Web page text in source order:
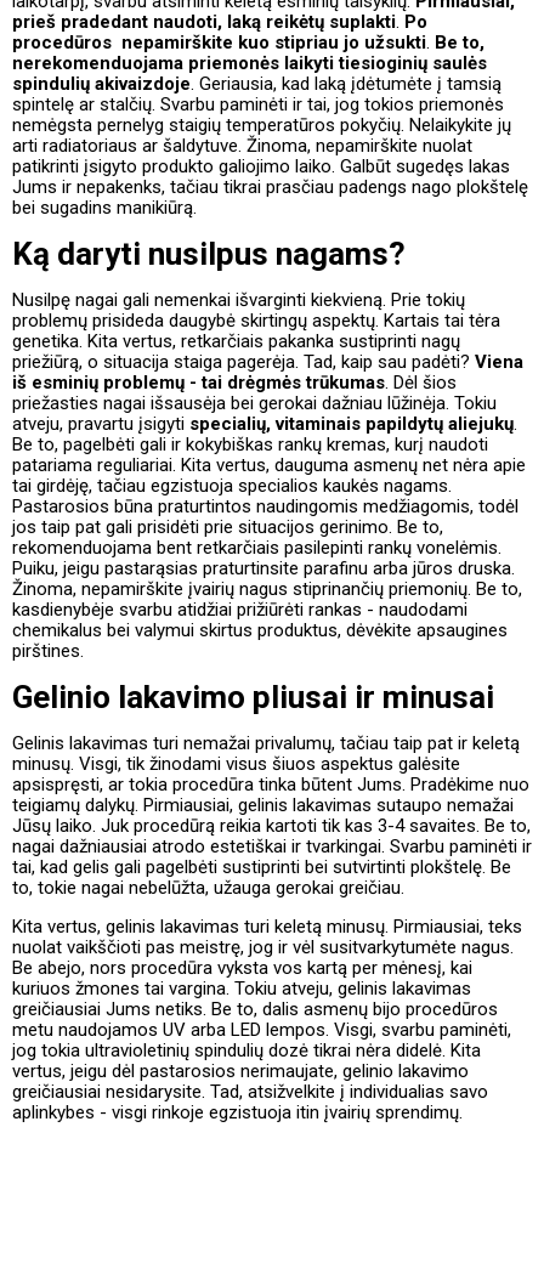
prieš pradedant naudoti, laką reikėtų suplakti. Po
procedūros nepamirškite kuo stipriau jo užsukti. Be to,
nerekomenduojama priemonės laikyti tiesioginių saulės
spindulių akivaizdoje. Geriausia, kad laką įdėtumėte į tamsią
spintelę ar stalčių. Svarbu paminėti ir tai, jog tokios priemonės
nemėgsta pernelyg staigių temperatūros pokyčių. Nelaikykite jų
arti radiatoriaus ar šaldytuve. Žinoma, nepamirškite nuolat
patikrinti įsigyto produkto galiojimo laiko. Galbūt sugedęs lakas
Jums ir nepakenks, tačiau tikrai prasčiau padengs nago plokštelę
bei sugadins manikiūrą.
Ką daryti nusilpus nagams?
Nusilpę nagai gali nemenkai išvarginti kiekvieną. Prie tokių
problemų prisideda daugybė skirtingų aspektų. Kartais tai tėra
genetika. Kita vertus, retkarčiais pakanka sustiprinti nagų
priežiūrą, o situacija staiga pagerėja. Tad, kaip sau padėti? Viena
iš esminių problemų - tai drėgmės trūkumas. Dėl šios
priežasties nagai išsausėja bei gerokai dažniau lūžinėja. Tokiu
atveju, pravartu įsigyti specialių, vitaminais papildytų aliejukų.
Be to, pagelbėti gali ir kokybiškas rankų kremas, kurį naudoti
patariama reguliariai. Kita vertus, dauguma asmenų net nėra apie
tai girdėję, tačiau egzistuoja specialios kaukės nagams.
Pastarosios būna praturtintos naudingomis medžiagomis, todėl
jos taip pat gali prisidėti prie situacijos gerinimo. Be to,
rekomenduojama bent retkarčiais pasilepinti rankų vonelėmis.
Puiku, jeigu pastarąsias praturtinsite parafinu arba jūros druska.
Žinoma, nepamirškite įvairių nagus stiprinančių priemonių. Be to,
kasdienybėje svarbu atidžiai prižiūrėti rankas - naudodami
chemikalus bei valymui skirtus produktus, dėvėkite apsaugines
pirštines.
Gelinio lakavimo pliusai ir minusai
Gelinis lakavimas turi nemažai privalumų, tačiau taip pat ir keletą
minusų. Visgi, tik žinodami visus šiuos aspektus galėsite
apsispręsti, ar tokia procedūra tinka būtent Jums. Pradėkime nuo
teigiamų dalykų. Pirmiausiai, gelinis lakavimas sutaupo nemažai
Jūsų laiko. Juk procedūrą reikia kartoti tik kas 3-4 savaites. Be to,
nagai dažniausiai atrodo estetiškai ir tvarkingai. Svarbu paminėti ir
tai, kad gelis gali pagelbėti sustiprinti bei sutvirtinti plokštelę. Be
to, tokie nagai nebelūžta, užauga gerokai greičiau.
Kita vertus, gelinis lakavimas turi keletą minusų. Pirmiausiai, teks
nuolat vaikščioti pas meistrę, jog ir vėl susitvarkytumėte nagus.
Be abejo, nors procedūra vyksta vos kartą per mėnesį, kai
kuriuos žmones tai vargina. Tokiu atveju, gelinis lakavimas
greičiausiai Jums netiks. Be to, dalis asmenų bijo procedūros
metu naudojamos UV arba LED lempos. Visgi, svarbu paminėti,
jog tokia ultravioletinių spindulių dozė tikrai nėra didelė. Kita
vertus, jeigu dėl pastarosios nerimaujate, gelinio lakavimo
greičiausiai nesidarysite. Tad, atsižvelkite į individualias savo
aplinkybes - visgi rinkoje egzistuoja itin įvairių sprendimų.